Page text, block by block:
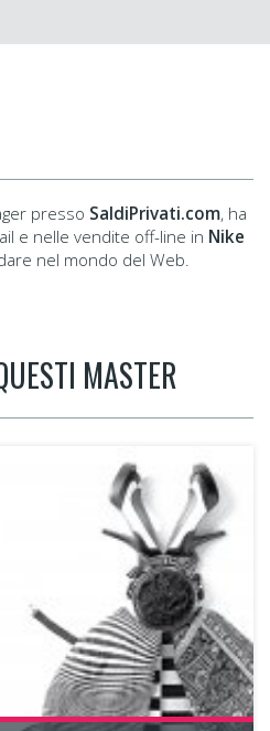
presso SaldiPrivati.com, ha
e nelle vendite off-line in Nike
nel mondo del Web.
MASTER